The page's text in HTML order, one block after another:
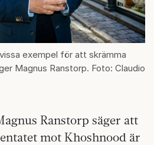
exempel för att skrämma
Magnus Ranstorp. Foto: Claudio
Ranstorp säger att
mot Khoshnood är